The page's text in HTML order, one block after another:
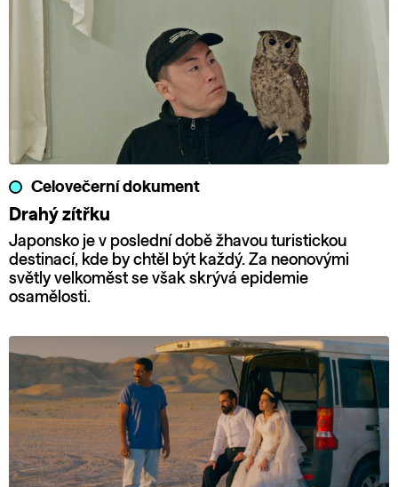
Celovečerní dokument
Drahý zítřku
Japonsko je v poslední době žhavou turistickou
destinací, kde by chtěl být každý. Za neonovými
světly velkoměst se však skrývá epidemie
osamělosti.